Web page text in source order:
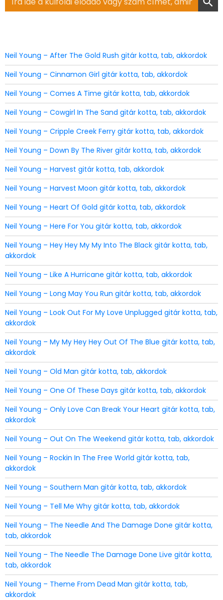
for:
Neil Young – After The Gold Rush gitár kotta, tab, akkordok
Neil Young – Cinnamon Girl gitár kotta, tab, akkordok
Neil Young – Comes A Time gitár kotta, tab, akkordok
Neil Young – Cowgirl In The Sand gitár kotta, tab, akkordok
Neil Young – Cripple Creek Ferry gitár kotta, tab, akkordok
Neil Young – Down By The River gitár kotta, tab, akkordok
Neil Young – Harvest gitár kotta, tab, akkordok
Neil Young – Harvest Moon gitár kotta, tab, akkordok
Neil Young – Heart Of Gold gitár kotta, tab, akkordok
Neil Young – Here For You gitár kotta, tab, akkordok
Neil Young – Hey Hey My My Into The Black gitár kotta, tab,
akkordok
Neil Young – Like A Hurricane gitár kotta, tab, akkordok
Neil Young – Long May You Run gitár kotta, tab, akkordok
Neil Young – Look Out For My Love Unplugged gitár kotta, tab,
akkordok
Neil Young – My My Hey Hey Out Of The Blue gitár kotta, tab,
akkordok
Neil Young – Old Man gitár kotta, tab, akkordok
Neil Young – One Of These Days gitár kotta, tab, akkordok
Neil Young – Only Love Can Break Your Heart gitár kotta, tab,
akkordok
Neil Young – Out On The Weekend gitár kotta, tab, akkordok
Neil Young – Rockin In The Free World gitár kotta, tab,
akkordok
Neil Young – Southern Man gitár kotta, tab, akkordok
Neil Young – Tell Me Why gitár kotta, tab, akkordok
Neil Young – The Needle And The Damage Done gitár kotta,
tab, akkordok
Neil Young – The Needle The Damage Done Live gitár kotta,
tab, akkordok
Neil Young – Theme From Dead Man gitár kotta, tab,
akkordok